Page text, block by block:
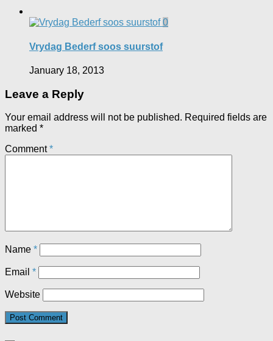
0
Vrydag Bederf soos suurstof
January 18, 2013
Leave a Reply
Your email address will not be published. Required fields are
marked *
Comment*
Name *
Email *
Website